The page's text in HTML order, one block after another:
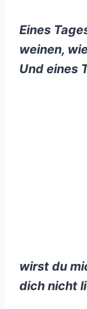
Eines
weinen,
Und eines
wirst du
dich nicht